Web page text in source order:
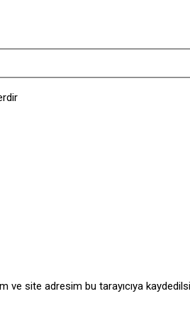
ve site adresim bu tarayıcıya